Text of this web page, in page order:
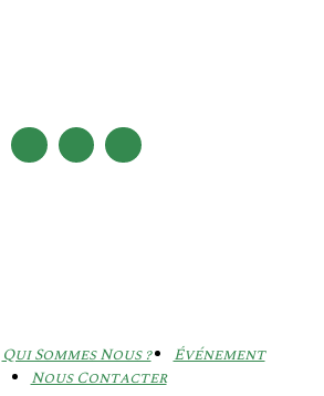
Qui Sommes Nous ?
Événement
Nous Contacter